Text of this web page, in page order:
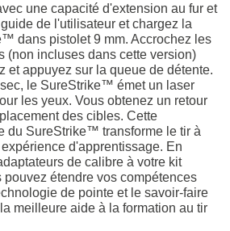
une capacité d'extension au fur et
de l'utilisateur et chargez la
dans pistolet 9 mm. Accrochez les
(non incluses dans cette version)
et appuyez sur la queue de détente.
le SureStrike™ émet un laser
les yeux. Vous obtenez un retour
des cibles. Cette
du SureStrike™ transforme le tir à
d'apprentissage. En
de calibre à votre kit
pouvez étendre vos compétences
de pointe et le savoir-faire
meilleure aide à la formation au tir